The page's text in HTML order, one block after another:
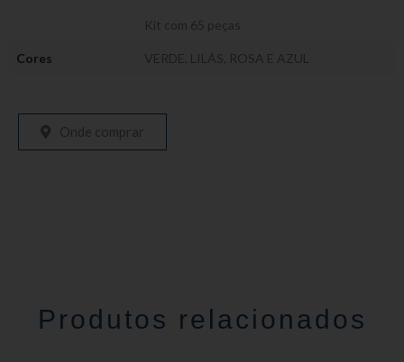
Kit com 65 peças
Cores VERDE, LILÁS, ROSA E AZUL
Onde comprar
Produtos relacionados